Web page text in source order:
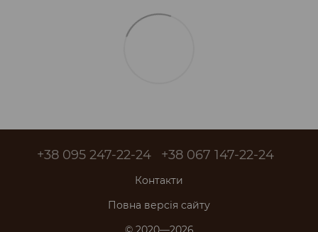
+38 095 247-22-24 +38 067 147-22-24
Контакти
Повна версія сайту